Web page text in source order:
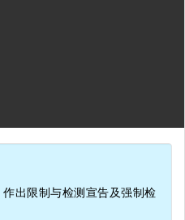
出限制与检测宣告及强制检